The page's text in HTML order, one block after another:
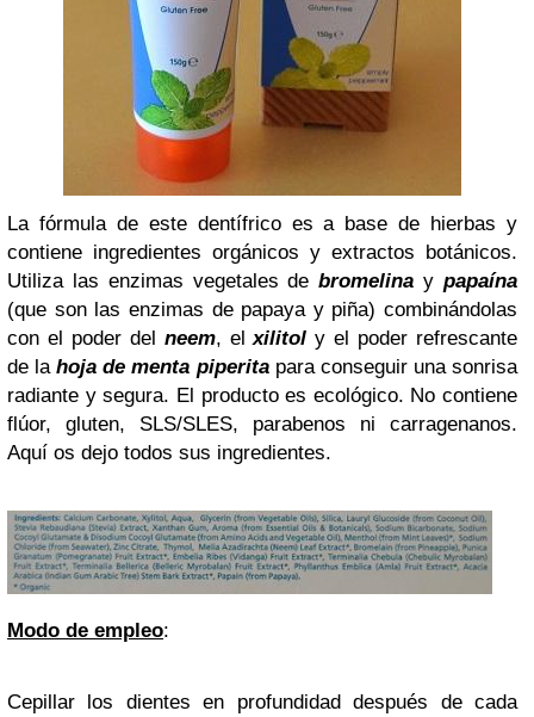
La fórmula de este dentífrico es a base de hierbas y
contiene ingredientes orgánicos y extractos botánicos.
Utiliza las enzimas vegetales debromelina ypapaína
(que son las enzimas de papaya y piña) combinándolas
con el poder del neem, elxilitol y el poder refrescante
de lahoja de menta piperitapara conseguir una sonrisa
radiante y segura. El producto es ecológico. No contiene
flúor, gluten, SLS/SLES, parabenos ni carragenanos.
Aquí os dejo todos sus ingredientes.
Modo de empleo:
Cepillar los dientes en profundidad después de cada